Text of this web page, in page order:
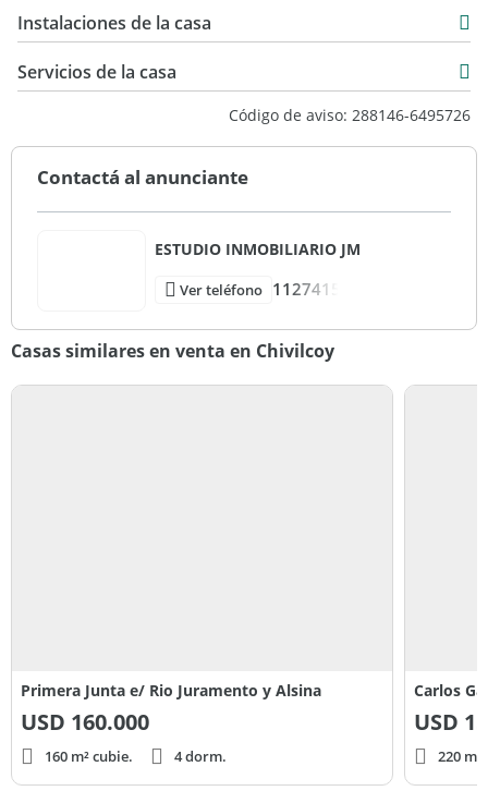
USD 185.000
443 m2
6 m2
Instalaciones de la casa
Servicios de la casa
Código de aviso: 288146-6495726
Contactá al anunciante
ESTUDIO INMOBILIARIO JM
Ver teléfono 1127415
Casas similares en venta en Chivilcoy
Primera Junta e/ Rio Juramento y Alsina
USD 160.000
160 m² cubie. 4 dorm.
Carlos
USD
220